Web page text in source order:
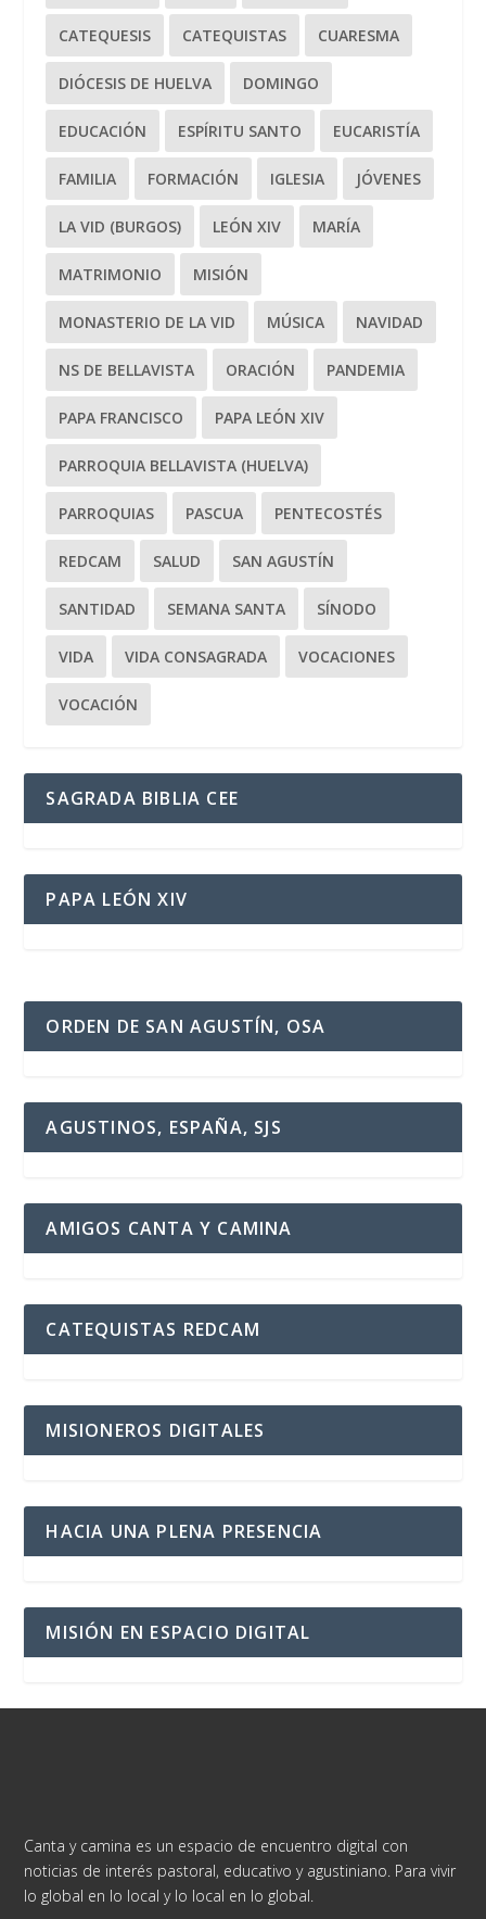
CATEQUESIS CATEQUISTAS CUARESMA
DIÓCESIS DE HUELVA DOMINGO
EDUCACIÓN ESPÍRITU SANTO EUCARISTÍA
FAMILIA FORMACIÓN IGLESIA JÓVENES
LA VID (BURGOS) LEÓN XIV MARÍA
MATRIMONIO MISIÓN
MONASTERIO DE LA VID MÚSICA NAVIDAD
NS DE BELLAVISTA ORACIÓN PANDEMIA
PAPA FRANCISCO PAPA LEÓN XIV
PARROQUIA BELLAVISTA (HUELVA)
PARROQUIAS PASCUA PENTECOSTÉS
REDCAM SALUD SAN AGUSTÍN
SANTIDAD SEMANA SANTA SÍNODO
VIDA VIDA CONSAGRADA VOCACIONES
VOCACIÓN
SAGRADA BIBLIA CEE
PAPA LEÓN XIV
ORDEN DE SAN AGUSTÍN, OSA
AGUSTINOS, ESPAÑA, SJS
AMIGOS CANTA Y CAMINA
CATEQUISTAS REDCAM
MISIONEROS DIGITALES
HACIA UNA PLENA PRESENCIA
MISIÓN EN ESPACIO DIGITAL
Canta y camina es un espacio de encuentro digital con
noticias de interés pastoral, educativo y agustiniano. Para vivir
lo global en lo local y lo local en lo global.